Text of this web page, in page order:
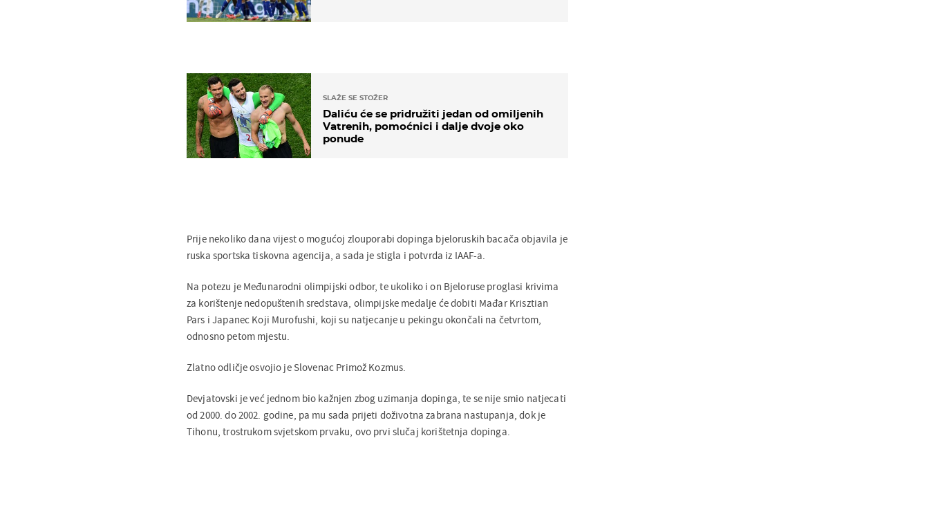
SLAŽE SE STOŽER
Daliću će se pridružiti jedan od omiljenih
Vatrenih, pomoćnici i dalje dvoje oko
ponude
Prije nekoliko dana vijest o mogućoj zlouporabi dopinga bjeloruskih bacača objavila je
ruska sportska tiskovna agencija, a sada je stigla i potvrda iz IAAF-a.
Na potezu je Međunarodni olimpijski odbor, te ukoliko i on Bjeloruse proglasi krivima
za korištenje nedopuštenih sredstava, olimpijske medalje će dobiti Mađar Krisztian
Pars i Japanec Koji Murofushi, koji su natjecanje u pekingu okončali na četvrtom,
odnosno petom mjestu.
Zlatno odličje osvojio je Slovenac Primož Kozmus.
Devjatovski je već jednom bio kažnjen zbog uzimanja dopinga, te se nije smio natjecati
od 2000. do 2002. godine, pa mu sada prijeti doživotna zabrana nastupanja, dok je
Tihonu, trostrukom svjetskom prvaku, ovo prvi slučaj korištetnja dopinga.